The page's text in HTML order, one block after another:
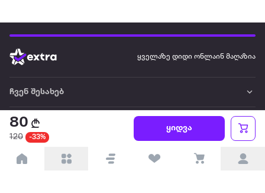
80
120 -33%
ყიდვა
ყველაზე დიდი ონლაინ მაღაზია
ჩვენ შესახებ
წესები და პირობები
პარტნიორებისთვის